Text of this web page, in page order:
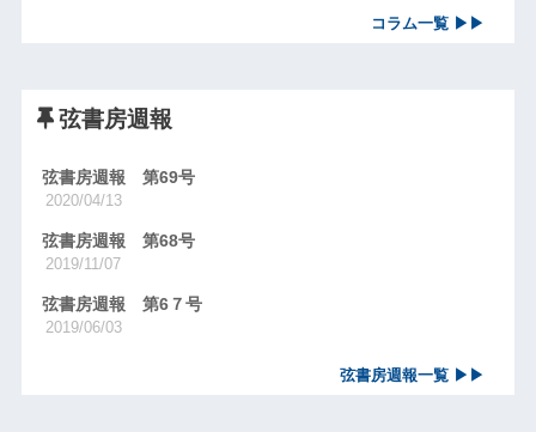
コラム一覧 ▶▶
弦書房週報
弦書房週報 第69号
2020/04/13
弦書房週報 第68号
2019/11/07
弦書房週報 第6７号
2019/06/03
弦書房週報一覧 ▶▶